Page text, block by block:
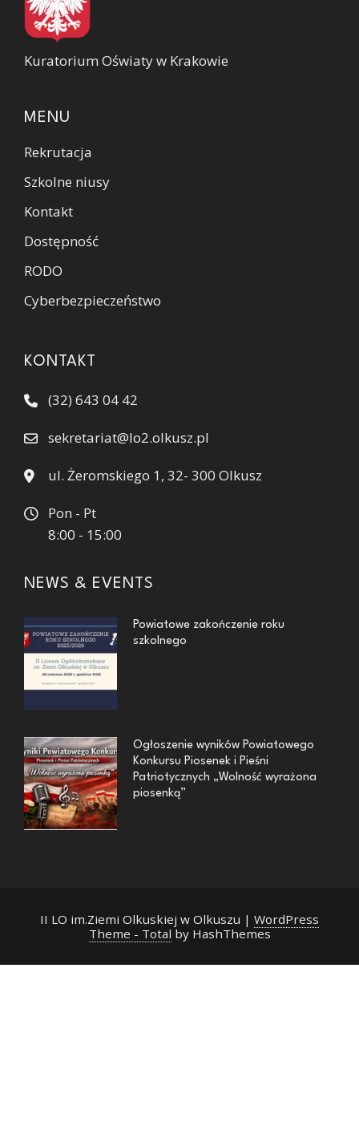
Kuratorium Oświaty w Krakowie
MENU
Rekrutacja
Szkolne niusy
Kontakt
Dostępność
RODO
Cyberbezpieczeństwo
KONTAKT
(32) 643 04 42
sekretariat@lo2.olkusz.pl
ul. Żeromskiego 1, 32- 300 Olkusz
Pon - Pt
8:00 - 15:00
NEWS & EVENTS
Powiatowe zakończenie roku
szkolnego
Ogłoszenie wyników Powiatowego
Konkursu Piosenek i Pieśni
Patriotycznych „Wolność wyrażona
piosenką”
II LO im.Ziemi Olkuskiej w Olkuszu | WordPress
Theme - Total by HashThemes